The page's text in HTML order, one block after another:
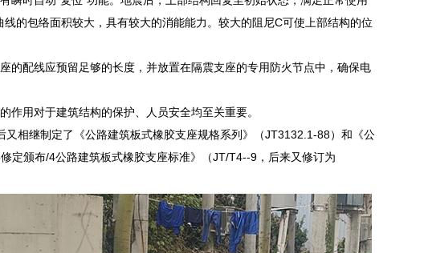
的包络面积较大，具有较大的消能能力。较大的阻尼C可使上部结构的位
的配线应预留足够的长度，并放置在隔震支座的专用防火节点中，确保电
用对于建筑结构的保护、人员安全均至关重要。
相继制定了《公路建筑板式橡胶支座规格系列》（JT3132.1-88）和《公
定颁布/4公路建筑板式橡胶支座标准》（JT/T4--9，后来又修订为